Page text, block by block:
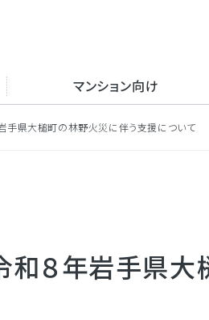
サービスの強み
インターネット接続
マンション向け
UCOM光 レジデンス
取得認証
新卒採用情報
手県大槌町の林野火災に伴う支援について
和８年岩手県大